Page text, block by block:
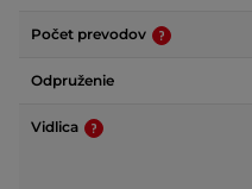
Počet prevodov
Odpruženie
Vidlica